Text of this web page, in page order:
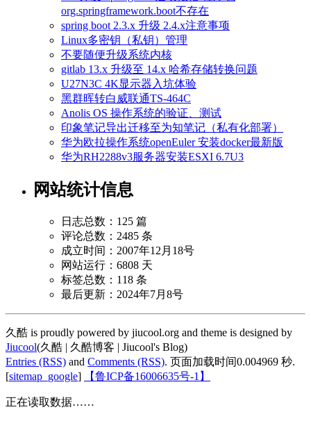
org.springframework.boot不存在
spring boot 2.3.x 升级 2.4.x注意事项
Linux多密钥（私钥）管理
不要随便升级系统内核
gitlab 13.x 升级至 14.x 哈希存储转换问题
U27N3C 4K显示器入坑体验
黑群晖转白威联通TS-464C
Anolis OS 操作系统的验证、测试
印象笔记导出迁移至为知笔记（私有化部署）
华为欧拉操作系统openEuler 安装docker最新版
华为RH2288v3服务器安装ESXI 6.7U3
网站统计信息
日志总数：125 篇
评论总数：2485 条
成立时间：2007年12月18号
网站运行：6808 天
标签总数：118 条
最后更新：2024年7月8号
久酷 is proudly powered by jiucool.org and theme is designed by
Jiucool(久酷 | 久酷博客 | Jiucool's Blog)
Entries (RSS) and Comments (RSS). 页面加载时间0.004969 秒.
[sitemap_google] 【鲁ICP备16006635号-1】
正在读取数据……